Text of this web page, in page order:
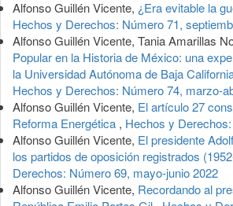
Alfonso Guillén Vicente, ¿Era evitable la
Hechos y Derechos: Número 71,
Alfonso Guillén Vicente, Tania Amarillas
Popular en la Historia de México: una
la Universidad Autónoma de Baja
Hechos y Derechos: Número 74, marzo-
Alfonso Guillén Vicente, El artículo 27
Reforma Energética , Hechos y
Alfonso Guillén Vicente, El presidente
los partidos de oposición registrados
Derechos: Número 69, mayo-junio 2022
Alfonso Guillén Vicente, Recordando al